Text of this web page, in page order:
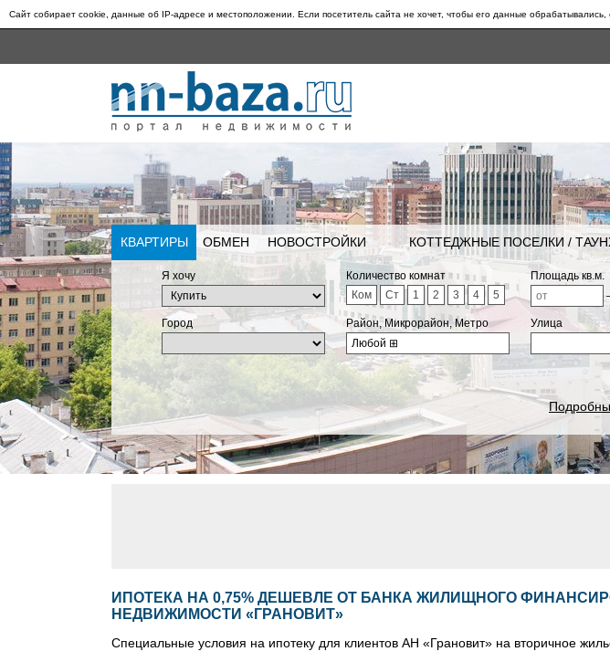
Сайт собирает cookie, данные об IP-адресе и местоположении. Если посетитель сайта не хочет, чтобы его данные обрабатывались,
КВАРТИРЫ ОБМЕН НОВОСТРОЙКИ КОТТЕДЖНЫЕ ПОСЕЛКИ /
Я хочу
Количество комнат
Ком
Ст 1 2 3 4 5
Площадь кв.м.
Город
Район, Микрорайон, Метро
Любой ⊞
Улица
ИПОТЕКА НА 0,75% ДЕШЕВЛЕ ОТ БАНКА ЖИЛИЩНОГО
НЕДВИЖИМОСТИ «ГРАНОВИТ»
Специальные условия на ипотеку для клиентов АН «Грановит» на вторичное